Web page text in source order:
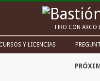
Bastión
de
Alanos
TIRO CON ARCO
Y LICENCIAS